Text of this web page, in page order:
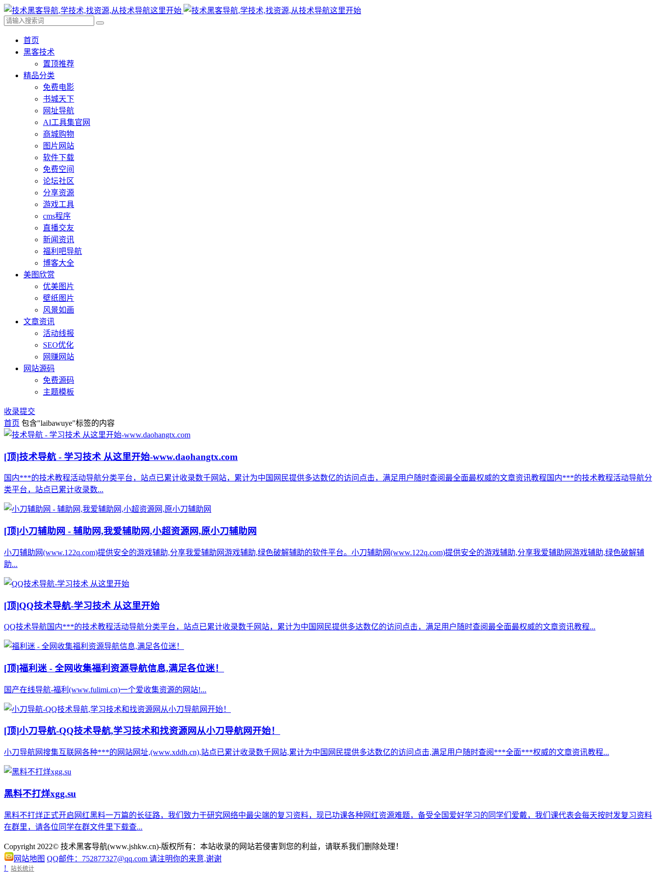
首页
黑客技术
置顶推荐
精品分类
免费电影
书城天下
网址导航
AI工具集官网
商城购物
图片网站
软件下载
免费空间
论坛社区
分享资源
游戏工具
cms程序
直播交友
新闻资讯
福利吧导航
博客大全
美图欣赏
优美图片
壁纸图片
风景如画
文章资讯
活动线报
SEO优化
网赚网站
网站源码
免费源码
主题模板
收录提交
首页 包含"laibawuye"标签的内容
[顶]技术导航 - 学习技术 从这里开始-www.daohangtx.com
国内***的技术教程活动导航分类平台，站点已累计收录数千网站，累计为中国网民提供多达数亿的访问点击，满足用户随时查阅最全面最权威的文章资讯教程国内***的技术教程活动导航分
类平台，站点已累计收录数...
[顶]小刀辅助网 - 辅助网,我爱辅助网,小超资源网,原小刀辅助网
小刀辅助网(www.122q.com)提供安全的游戏辅助,分享我爱辅助网游戏辅助,绿色破解辅助的软件平台。小刀辅助网(www.122q.com)提供安全的游戏辅助,分享我爱辅助网游戏辅助,绿色破解辅
助...
[顶]QQ技术导航-学习技术 从这里开始
QQ技术导航国内***的技术教程活动导航分类平台，站点已累计收录数千网站，累计为中国网民提供多达数亿的访问点击，满足用户随时查阅最全面最权威的文章资讯教程...
[顶]福利迷 - 全网收集福利资源导航信息,满足各位迷！
国产在线导航-福利(www.fulimi.cn)一个爱收集资源的网站!...
[顶]小刀导航-QQ技术导航,学习技术和找资源网从小刀导航网开始！
小刀导航网搜集互联网各种***的网站网址,(www.xddh.cn),站点已累计收录数千网站,累计为中国网民提供多达数亿的访问点击,满足用户随时查阅***全面***权威的文章资讯教程...
黑料不打烊xgg.su
黑料不打烊正式开启网红黑料一万篇的长征路，我们致力于研究网络中最尖端的复习资料，现已功课各种网红资源难题，备受全国爱好学习的同学们爱戴，我们课代表会每天按时发复习资料
在群里，请各位同学在群文件里下载查...
Copyright 2022© 技术黑客导航(www.jshkw.cn)-版权所有：本站收录的网站若侵害到您的利益，请联系我们删除处理！
网站地图 QQ邮件：752877327@qq.com 请注明你的来意,谢谢
!
站长统计